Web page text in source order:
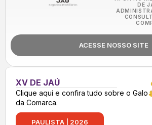
DE
ACESSE NOSSO SITE
XV DE JAÚ
Clique aqui e confira tudo sobre o Galo
da Comarca.
PAULISTA | 2026